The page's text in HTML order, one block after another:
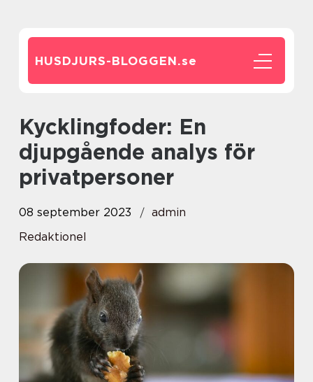
HUSDJURS-BLOGGEN.se
Kycklingfoder: En
djupgående analys för
privatpersoner
08 september 2023
admin
Redaktionel